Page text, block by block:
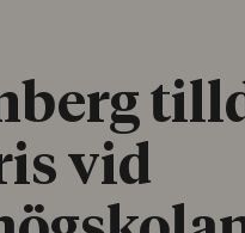
vid